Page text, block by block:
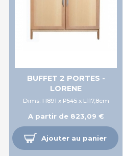
BUFFET 2 PORTES -
LORENE
Dims: H891 x P545 x L117,8cm
A partir de 823,09 €
Ajouter au panier